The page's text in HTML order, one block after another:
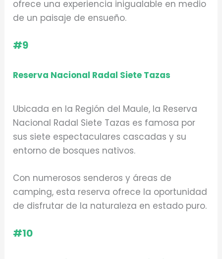
ofrece una experiencia inigualable en medio
de un paisaje de ensueño.
#9
Reserva Nacional Radal Siete Tazas
Ubicada en la Región del Maule, la Reserva
Nacional Radal Siete Tazas es famosa por
sus siete espectaculares cascadas y su
entorno de bosques nativos.
Con numerosos senderos y áreas de
camping, esta reserva ofrece la oportunidad
de disfrutar de la naturaleza en estado puro.
#10